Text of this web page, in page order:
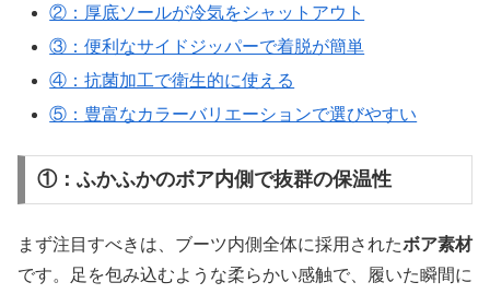
②：厚底ソールが冷気をシャットアウト
③：便利なサイドジッパーで着脱が簡単
④：抗菌加工で衛生的に使える
⑤：豊富なカラーバリエーションで選びやすい
①：ふかふかのボア内側で抜群の保温性
まず注目すべきは、ブーツ内側全体に採用されたボア素材
です。足を包み込むような柔らかい感触で、履いた瞬間に